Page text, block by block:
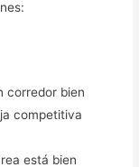
corredor bien
competitiva
está bien